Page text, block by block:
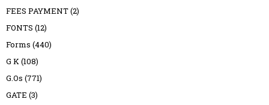
FEES PAYMENT(2)
FONTS (12)
Forms (440)
G K(108)
G.Os (771)
GATE (3)